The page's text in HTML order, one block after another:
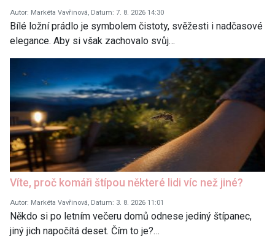
Autor: Markéta Vavřinová, Datum: 7. 8. 2026 14:30
Bílé ložní prádlo je symbolem čistoty, svěžesti i nadčasové
elegance. Aby si však zachovalo svůj…
Víte, proč komáři štípou některé lidi víc než jiné?
Autor: Markéta Vavřinová, Datum: 3. 8. 2026 11:01
Někdo si po letním večeru domů odnese jediný štípanec,
jiný jich napočítá deset. Čím to je?…